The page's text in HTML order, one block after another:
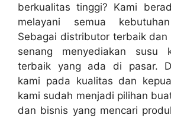
berkualitas tinggi? Kami
melayani semua
Sebagai distributor terbaik dan
senang menyediakan susu
terbaik yang ada di pasar.
kami pada kualitas dan
kami sudah menjadi pilihan
dan bisnis yang mencari